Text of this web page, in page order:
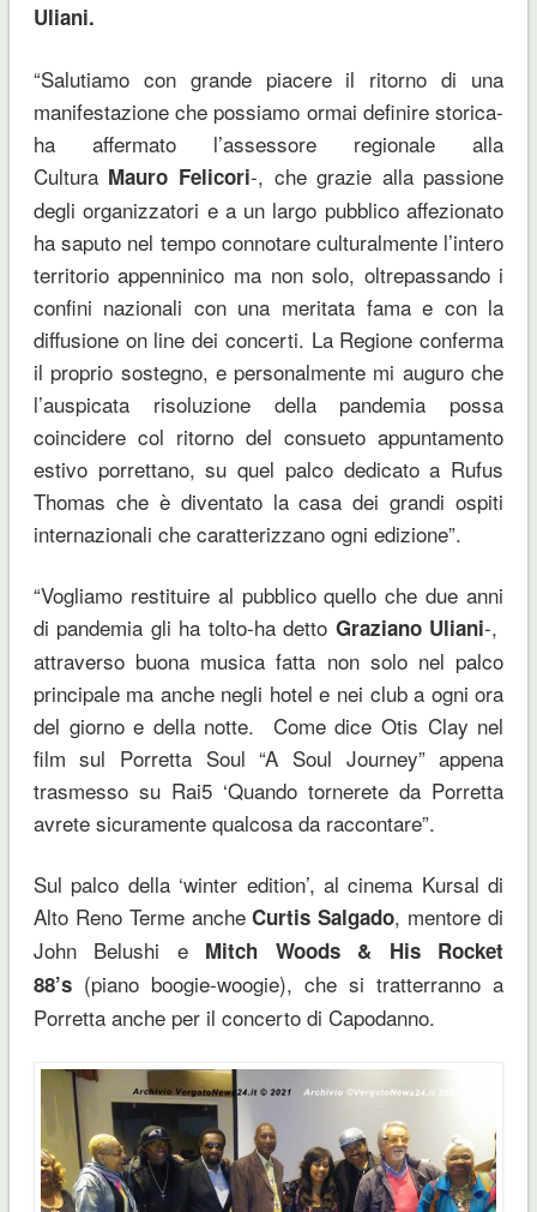
Uliani.
“Salutiamo con grande piacere il ritorno di una
manifestazione che possiamo ormai definire storica-
ha affermato l’assessore regionale alla
Cultura Mauro Felicori-, che grazie alla passione
degli organizzatori e a un largo pubblico affezionato
ha saputo nel tempo connotare culturalmente l’intero
territorio appenninico ma non solo, oltrepassando i
confini nazionali con una meritata fama e con la
diffusione on line dei concerti. La Regione conferma
il proprio sostegno, e personalmente mi auguro che
l’auspicata risoluzione della pandemia possa
coincidere col ritorno del consueto appuntamento
estivo porrettano, su quel palco dedicato a Rufus
Thomas che è diventato la casa dei grandi ospiti
internazionali che caratterizzano ogni edizione”.
“Vogliamo restituire al pubblico quello che due anni
di pandemia gli ha tolto-ha detto Graziano Uliani-,
attraverso buona musica fatta non solo nel palco
principale ma anche negli hotel e nei club a ogni ora
del giorno e della notte. Come dice Otis Clay nel
film sul Porretta Soul “A Soul Journey” appena
trasmesso su Rai5 ‘Quando tornerete da Porretta
avrete sicuramente qualcosa da raccontare”.
Sul palco della ‘winter edition’, al cinema Kursal di
Alto Reno Terme ancheCurtis Salgado, mentore di
John Belushi e Mitch Woods & His Rocket
88’s (piano boogie-woogie), che si tratterranno a
Porretta anche per il concerto di Capodanno.